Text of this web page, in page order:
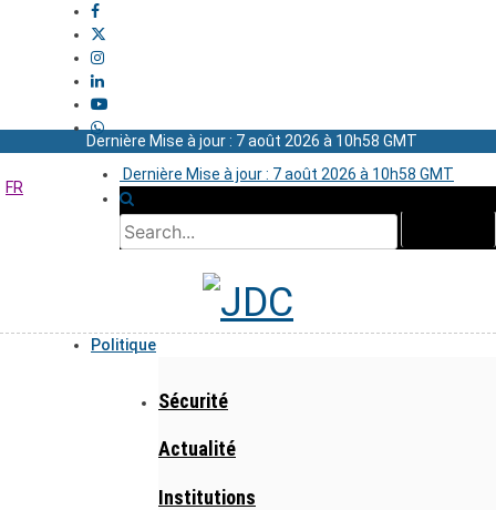
Dernière Mise à jour : 7 août 2026 à 10h58 GMT
Dernière Mise à jour : 7 août 2026 à 10h58 GMT
FR
Politique
Sécurité
Actualité
Institutions